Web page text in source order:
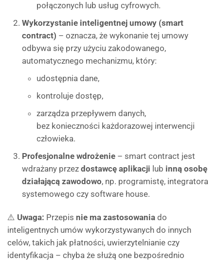
połączonych lub usług cyfrowych.
Wykorzystanie inteligentnej umowy (smart
contract) – oznacza, że wykonanie tej umowy
odbywa się przy użyciu zakodowanego,
automatycznego mechanizmu, który:
udostępnia dane,
kontroluje dostęp,
zarządza przepływem danych,
bez konieczności każdorazowej interwencji
człowieka.
Profesjonalne wdrożenie – smart contract jest
wdrażany przez dostawcę aplikacji lub inną osobę
działającą zawodowo, np. programistę, integratora
systemowego czy software house.
⚠️ Uwaga: Przepis nie ma zastosowania do
inteligentnych umów wykorzystywanych do innych
celów, takich jak płatności, uwierzytelnianie czy
identyfikacja – chyba że służą one bezpośrednio